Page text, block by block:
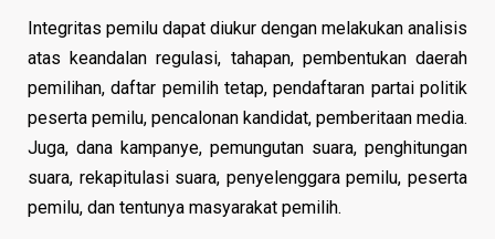
Integritas pemilu dapat diukur dengan melakukan analisis
atas keandalan regulasi, tahapan, pembentukan daerah
pemilihan, daftar pemilih tetap, pendaftaran partai politik
peserta pemilu, pencalonan kandidat, pemberitaan media.
Juga, dana kampanye, pemungutan suara, penghitungan
suara, rekapitulasi suara, penyelenggara pemilu, peserta
pemilu, dan tentunya masyarakat pemilih.